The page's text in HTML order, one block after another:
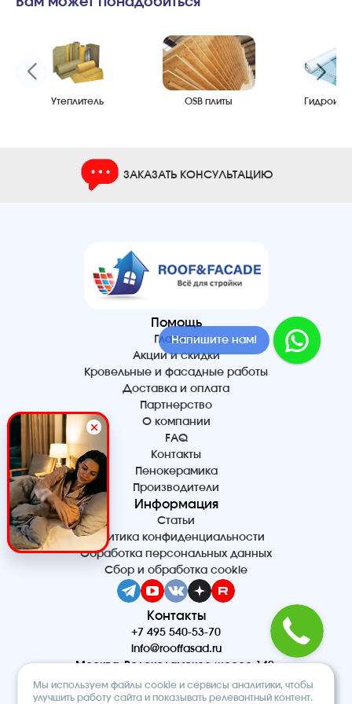
Утеплитель OSB плиты
ЗАКАЗАТЬ КОНСУЛЬТАЦИЮ
Помощь
Главная
Акции и скидки
Кровельные и фасадные работы
Доставка и оплата
Партнерство
О компании
FAQ
Контакты
Пенокерамика
Производители
Информация
Статьи
Политика конфиденциальности
Обработка персональных данных
Сбор и обработка cookie
Контакты
+7 495 540-53-70
info@rooffasad.ru
Москва, Волоколамское шоссе 142,
офис 606, 6 этаж
Реквизиты
Мы используем файлы cookie и сервисы аналитики, чтобы
улучшить работу сайта и показывать релевантный контент.
Напишите нам!